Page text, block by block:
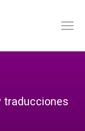
traducciones